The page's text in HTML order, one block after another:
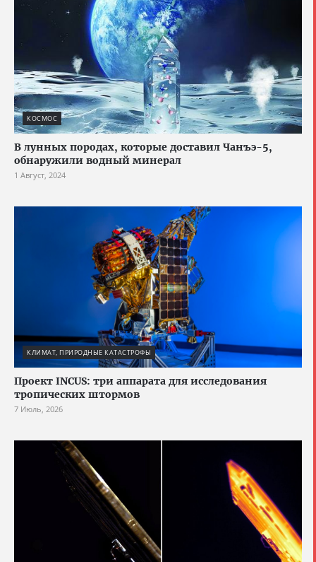
КОСМОС
В лунных породах, которые доставил Чанъэ-5,
обнаружили водный минерал
1 Август, 2024
КЛИМАТ, ПРИРОДНЫЕ КАТАСТРОФЫ
Проект INCUS: три аппарата для исследования
тропических штормов
7 Июль, 2026